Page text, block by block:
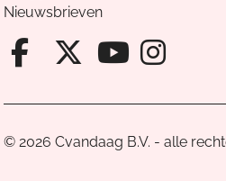
Nieuwsbrieven
Facebook van
X van
© 2026 Cvandaag B.V. - alle